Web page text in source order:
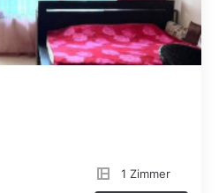
1 Zimmer